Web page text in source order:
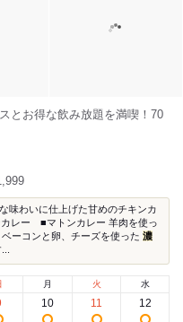
とお得な飲み放題を満喫！70
な味わいに仕上げた甘めのチキンカ
レー ■マトンカレー 羊肉を使っ
コンと卵、チーズを使った 濃
月
10
火
11
水
12